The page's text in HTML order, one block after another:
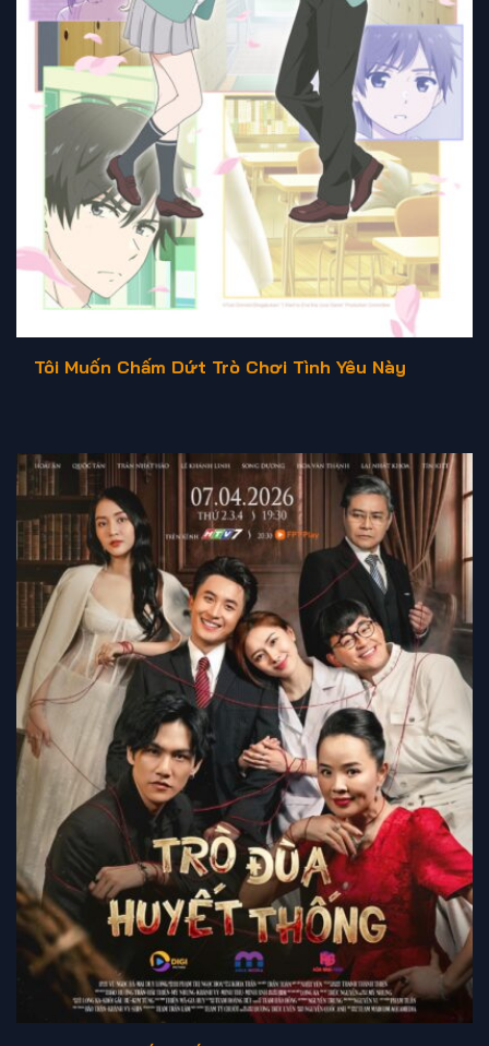
Tôi Muốn Chấm Dứt Trò Chơi Tình Yêu Này